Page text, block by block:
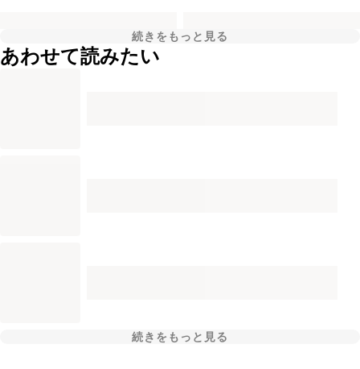
続きをもっと見る
あわせて読みたい
続きをもっと見る